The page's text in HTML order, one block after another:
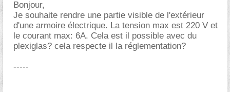
Bonjour,
Je souhaite rendre une partie visible de l'extérieur
d'une armoire électrique. La tension max est 220 V et
le courant max: 6A. Cela est il possible avec du
plexiglas? cela respecte il la réglementation?
-----